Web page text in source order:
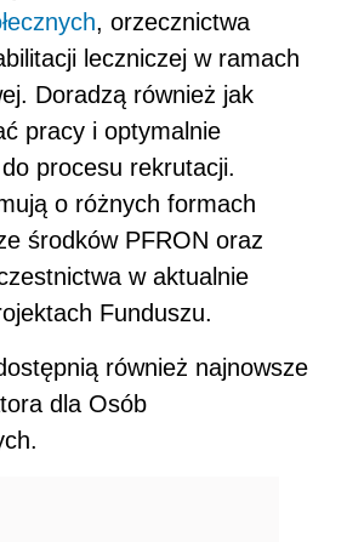
, orzecznictwa
leczniczej w ramach
Doradzą również jak
pracy i optymalnie
procesu rekrutacji.
o różnych formach
środków PFRON oraz
w aktualnie
Funduszu.
również najnowsze
dla Osób